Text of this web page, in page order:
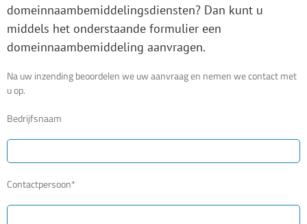
domeinnaambemiddelingsdiensten? Dan kunt u
middels het onderstaande formulier een
domeinnaambemiddeling aanvragen.
Na uw inzending beoordelen we uw aanvraag en nemen we contact met
u op.
Bedrijfsnaam
Contactpersoon*